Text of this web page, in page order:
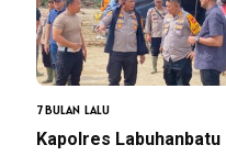
7 BULAN LALU
Kapolres Labuhanbatu